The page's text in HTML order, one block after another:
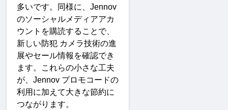
多いです。同様に、
のソーシャルメディアアカ
ウントを購読することで、
新しい防犯 カメラ技術の進
展やセール情報を確認でき
ます。これらの小さな工夫
が、 Jennov プロモコードの
利用に加えて大きな節約に
つながります。